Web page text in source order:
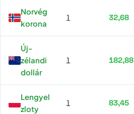
Norvég
korona
1 32,68
Új-
zélandi
dollár
1 182,88
Lengyel
zloty
1 83,45